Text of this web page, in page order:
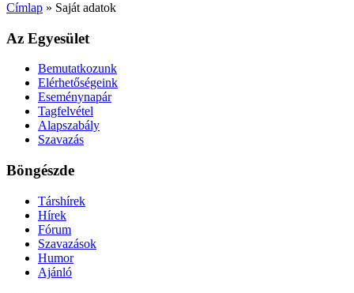
Címlap » Saját adatok
Az Egyesület
Bemutatkozunk
Elérhetőségeink
Eseménynapár
Tagfelvétel
Alapszabály
Szavazás
Böngészde
Társhírek
Hírek
Fórum
Szavazások
Humor
Ajánló